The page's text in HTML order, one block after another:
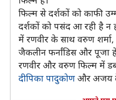
फिल्म से दर्शकों को काफी
दर्शकों को पसंद आ रही है न
में रणवीर के साथ वरुण शर्मा,
जैकलीन फर्नांडिस और पूजा
रणवीर और वरुण फिल्म में
दीपिका पादुकोण और अजय